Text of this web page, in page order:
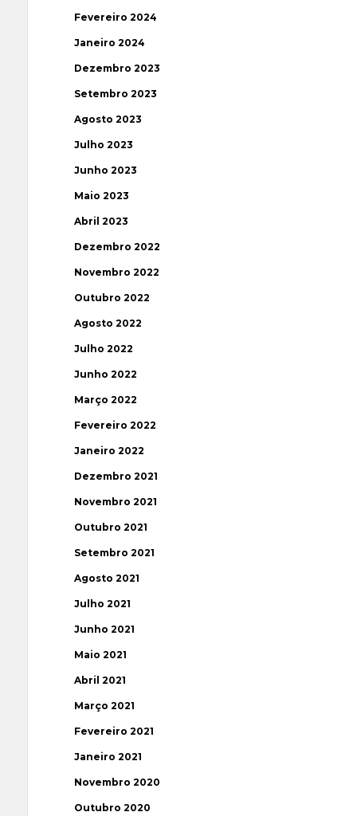
Fevereiro 2024
Janeiro 2024
Dezembro 2023
Setembro 2023
Agosto 2023
Julho 2023
Junho 2023
Maio 2023
Abril 2023
Dezembro 2022
Novembro 2022
Outubro 2022
Agosto 2022
Julho 2022
Junho 2022
Março 2022
Fevereiro 2022
Janeiro 2022
Dezembro 2021
Novembro 2021
Outubro 2021
Setembro 2021
Agosto 2021
Julho 2021
Junho 2021
Maio 2021
Abril 2021
Março 2021
Fevereiro 2021
Janeiro 2021
Novembro 2020
Outubro 2020